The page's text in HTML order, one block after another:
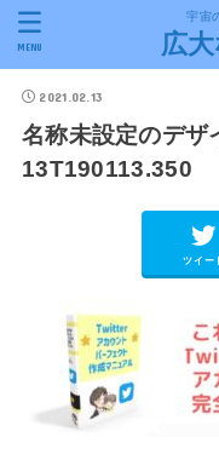
宇宙
広
MENU
2021.02.13
名称未設定のデザ
13T190113.350
ツイー